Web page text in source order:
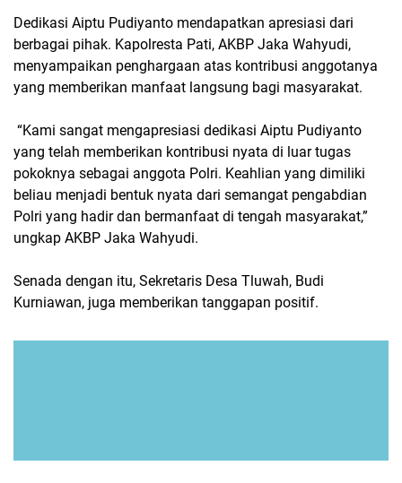
Dedikasi Aiptu Pudiyanto mendapatkan apresiasi dari
berbagai pihak. Kapolresta Pati, AKBP Jaka Wahyudi,
menyampaikan penghargaan atas kontribusi anggotanya
yang memberikan manfaat langsung bagi masyarakat.
“Kami sangat mengapresiasi dedikasi Aiptu Pudiyanto
yang telah memberikan kontribusi nyata di luar tugas
pokoknya sebagai anggota Polri. Keahlian yang dimiliki
beliau menjadi bentuk nyata dari semangat pengabdian
Polri yang hadir dan bermanfaat di tengah masyarakat,”
ungkap AKBP Jaka Wahyudi.
Senada dengan itu, Sekretaris Desa Tluwah, Budi
Kurniawan, juga memberikan tanggapan positif.